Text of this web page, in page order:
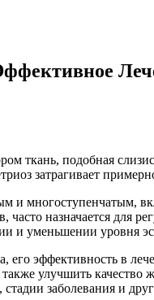
ткань, подобная
затрагивает
и многоступенчатым,
назначается для
и уменьшении уровня
эффективность в
улучшить качество
заболевания и